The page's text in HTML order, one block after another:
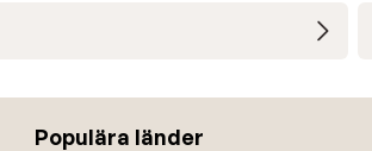
Populära länder